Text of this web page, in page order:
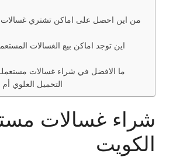
من اين احصل على اماكن تشتري
اين توجد اماكن بيع الغسالات
ما الافضل في شراء غسالات
التحميل العلوي أم
شراء غسالات
الكويت